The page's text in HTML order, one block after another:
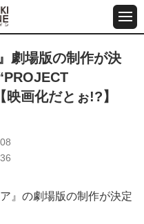
劇場版の制作が決
画化だとぉ!?】
』の劇場版の制作が決定